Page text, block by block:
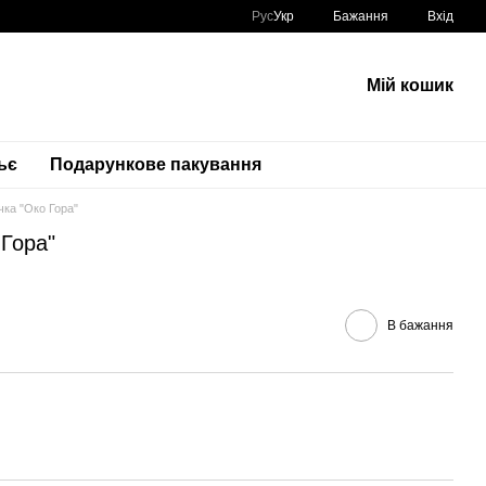
РусУкр Бажання Вхід
Мій кошик
Подарункове пакування
"Око Гора"
В бажання